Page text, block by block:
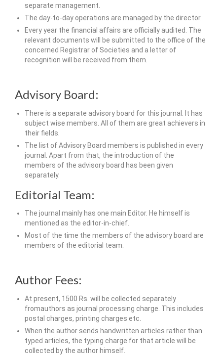
separate management.
The day-to-day operations are managed by the director.
Every year the financial affairs are officially audited. The
relevant documents will be submitted to the office of the
concerned Registrar of Societies and a letter of
recognition will be received from them.
Advisory Board:
There is a separate advisory board for this journal. It has
subject wise members. All of them are great achievers in
their fields.
The list of Advisory Board members is published in every
journal. Apart from that, the introduction of the
members of the advisory board has been given
separately.
Editorial Team:
The journal mainly has one main Editor. He himself is
mentioned as the editor-in-chief.
Most of the time the members of the advisory board are
members of the editorial team.
Author Fees:
At present, 1500 Rs. will be collected separately
fromauthors as journal processing charge. This includes
postal charges, printing charges etc.
When the author sends handwritten articles rather than
typed articles, the typing charge for that article will be
collected by the author himself.